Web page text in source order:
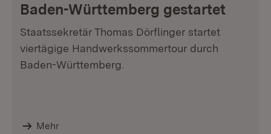
Baden-Württemberg gestartet
Staatssekretär Thomas Dörflinger startet
viertägige Handwerkssommertour durch
Baden-Württemberg.
Mehr